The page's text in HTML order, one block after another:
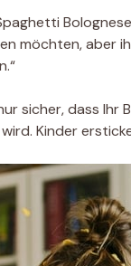
möchten, aber
sicher, dass Ihr
Kinder